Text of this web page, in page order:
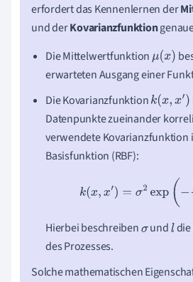
erfordert das Kennenlernen der
und derKovarianzfunktion
Die Mittelwertfunktionμ(x)
erwarteten Ausgang einer
Die Kovarianzfunktionk(x,x)
Datenpunkte zueinander
verwendete Kovarianzfunktion
Basisfunktion (RBF):
k(x =σ2exp −(
Hierbei beschreibenσundldie
des Prozesses.
Solche mathematischen